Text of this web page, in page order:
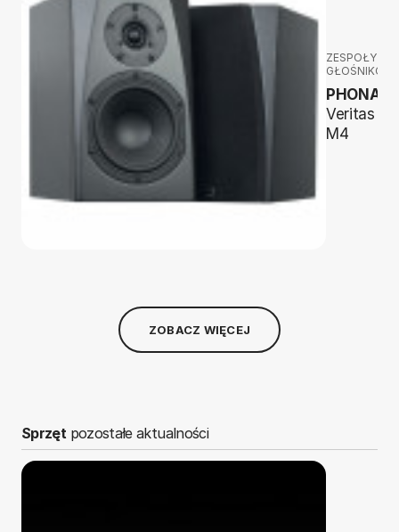
ZESPOŁY
PHONAR
Veritas
M4
ZOBACZ WIĘCEJ
Sprzętpozostałe aktualności